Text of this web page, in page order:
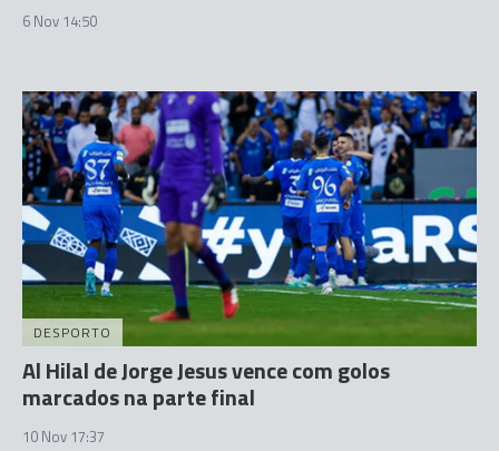
6 Nov 14:50
DESPORTO
Al Hilal de Jorge Jesus vence com golos
marcados na parte final
10 Nov 17:37